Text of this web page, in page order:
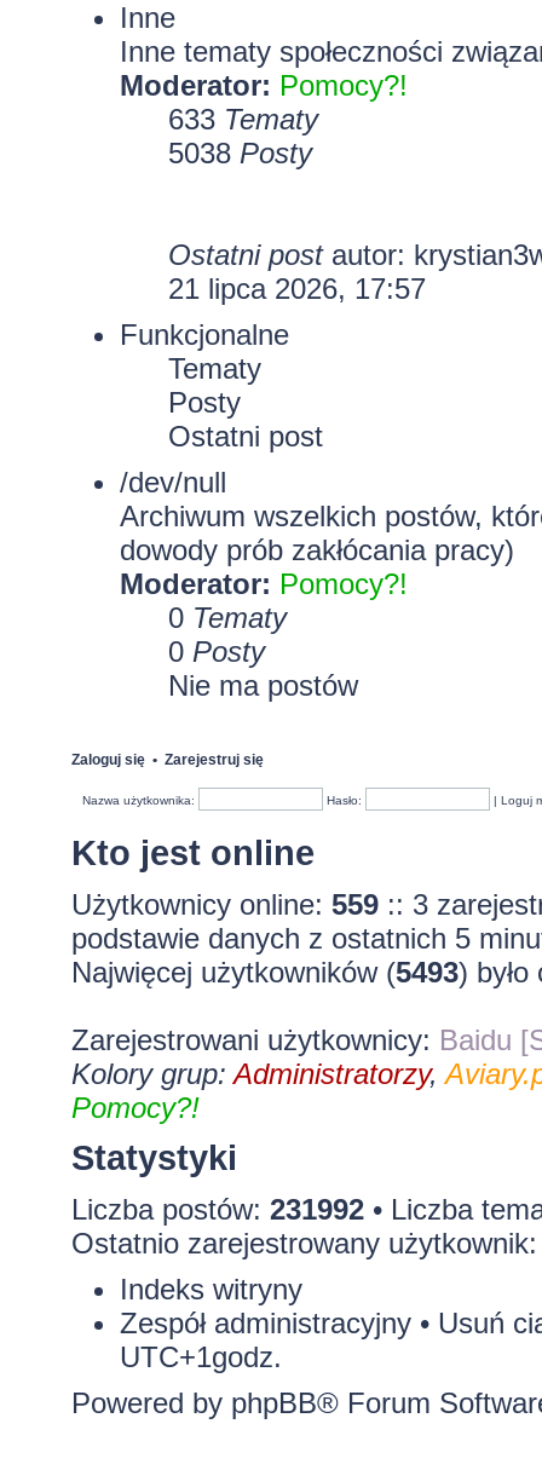
Inne
Inne tematy społeczności
Moderator: Pomocy?!
633 Tematy
5038 Posty
Ostatni postautor:
21 lipca 2026, 17:57
Funkcjonalne
Tematy
Posty
Ostatni post
/dev/null
Archiwum wszelkich postów,
dowody prób zakłócania pracy)
Moderator: Pomocy?!
0 Tematy
0 Posty
Nie ma postów
Zaloguj się• Zarejestruj się
Nazwa użytkownika: Hasło: |Loguj
Kto jest online
Użytkownicy online: 559:: 3
podstawie danych z ostatnich 5
Najwięcej użytkowników (5493)
Zarejestrowani użytkownicy: Baidu
Kolory grup:Administratorzy,
Pomocy?!
Statystyki
Liczba postów: 231992• Liczba
Ostatnio zarejestrowany
Indeks witryny
Zespół administracyjny• Usuń
UTC+1godz.
Powered by phpBB® Forum